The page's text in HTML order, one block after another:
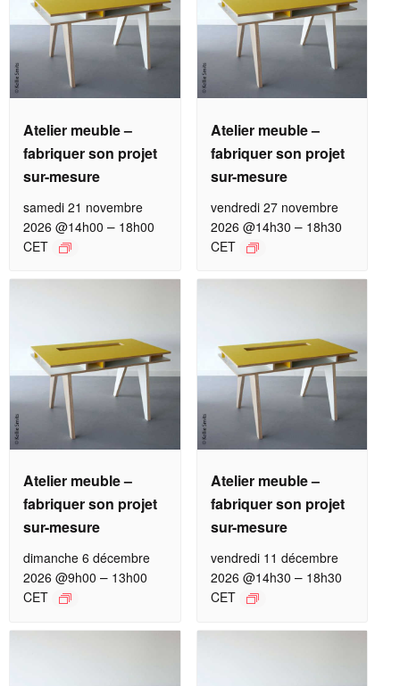
Atelier meuble –
fabriquer son projet
sur-mesure
samedi 21 novembre
2026 @14h00 – 18h00
CET
Atelier meuble –
fabriquer son projet
sur-mesure
vendredi 27 novembre
2026 @14h30 – 18h30
CET
Atelier meuble –
fabriquer son projet
sur-mesure
dimanche 6 décembre
2026 @9h00 – 13h00
CET
Atelier meuble –
fabriquer son projet
sur-mesure
vendredi 11 décembre
2026 @14h30 – 18h30
CET